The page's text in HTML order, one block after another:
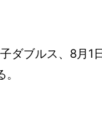
ダブルス、8月1